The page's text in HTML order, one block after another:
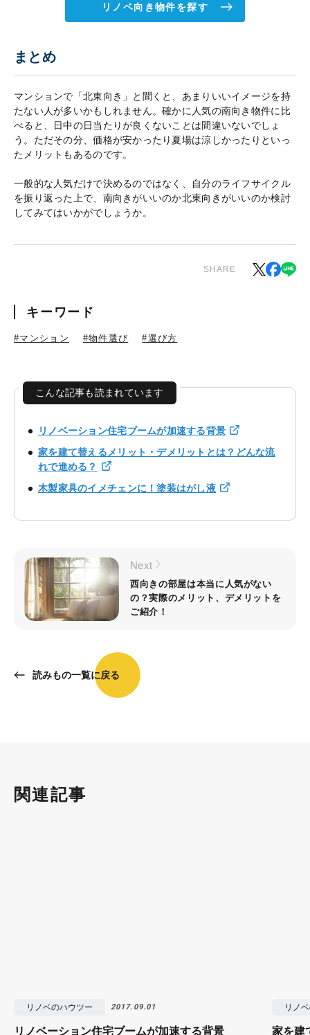
リノベ向き物件を探す
まとめ
マンションで「北東向き」と聞くと、あまりいいイメージを持
たない人が多いかもしれません。確かに人気の南向き物件に比
べると、日中の日当たりが良くないことは間違いないでしょ
う。ただその分、価格が安かったり夏場は涼しかったりといっ
たメリットもあるのです。
一般的な人気だけで決めるのではなく、自分のライフサイクル
を振り返った上で、南向きがいいのか北東向きがいいのか検討
してみてはいかがでしょうか。
SHARE
キーワード
#マンション #物件選び #選び方
こんな記事も読まれています
リノベーション住宅ブームが加速する背景
家を建て替えるメリット・デメリットとは？どんな流
れで進める？
木製家具のイメチェンに！塗装はがし液
読みもの一覧に戻る
Next
西向きの部屋は本当に人気がない
の？実際のメリット、デメリットを
ご紹介！
関連記事
リノベのハウツー 2017.09.01
リノベーション住宅ブームが加速する背景
リノ
家を建